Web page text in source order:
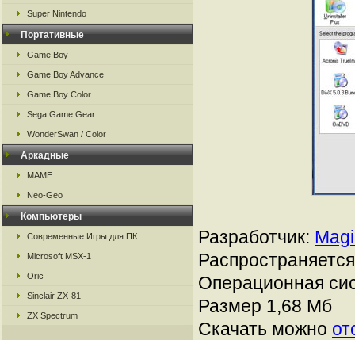
Super Nintendo
Портативные
Game Boy
Game Boy Advance
Game Boy Color
Sega Game Gear
WonderSwan / Color
Аркадные
MAME
Neo-Geo
Компьютеры
Современные Игры для ПК
Microsoft MSX-1
Oric
Sinclair ZX-81
ZX Spectrum
Разработчик:
Операционная
Размер 1,68 Mб
Скачать можно